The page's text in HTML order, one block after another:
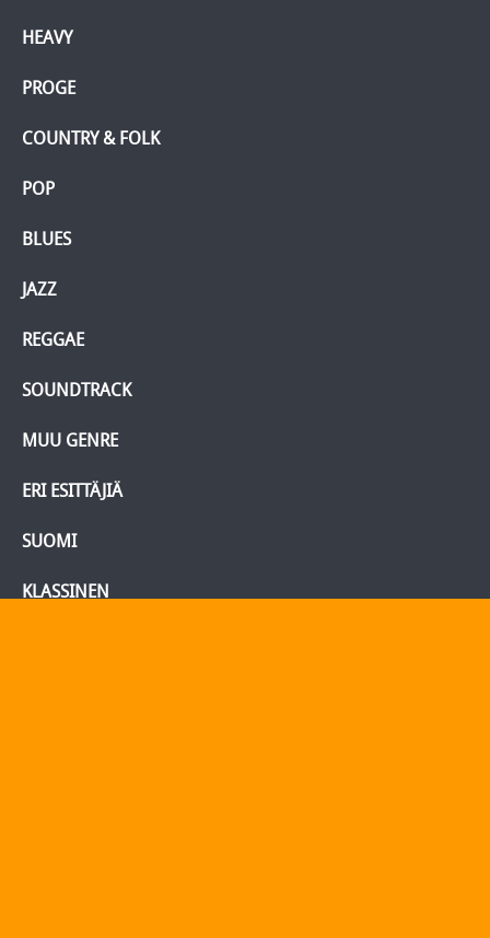
HEAVY
PROGE
COUNTRY & FOLK
POP
BLUES
JAZZ
REGGAE
SOUNDTRACK
MUU GENRE
ERI ESITTÄJIÄ
SUOMI
KLASSINEN